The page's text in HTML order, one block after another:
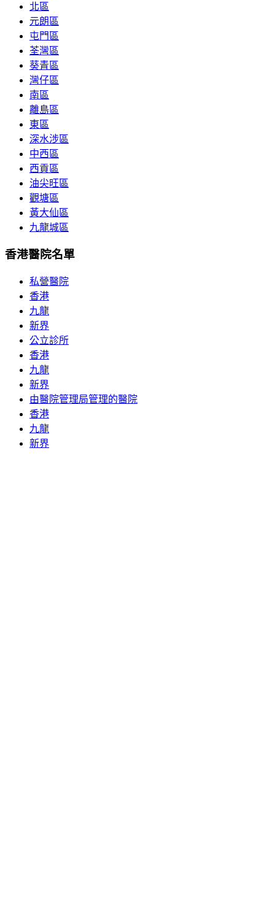
北區
元朗區
屯門區
荃灣區
葵青區
灣仔區
南區
離島區
東區
深水涉區
中西區
西貢區
油尖旺區
觀塘區
黃大仙區
九龍城區
香港醫院名單
私營醫院
香港
九龍
新界
公立診所
香港
九龍
新界
由醫院管理局管理的醫院
香港
九龍
新界